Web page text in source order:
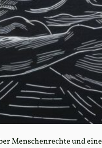
Menschenrechte und eine